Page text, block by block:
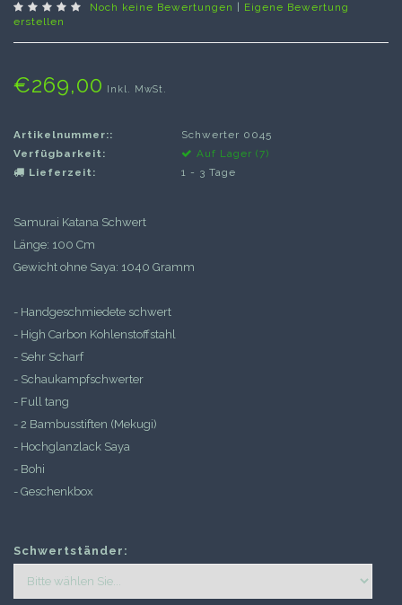
Noch keine Bewertungen
Eigene Bewertung
erstellen
€269,00 Inkl. MwSt.
Artikelnummer::
Schwerter 0045
Verfügbarkeit:
Auf Lager (7)
Lieferzeit:
1 - 3 Tage
Samurai Katana Schwert
Länge: 100 Cm
Gewicht ohne Saya: 1040 Gramm
- Handgeschmiedete schwert
- High Carbon Kohlenstoffstahl
- Sehr Scharf
- Schaukampfschwerter
- Full tang
- 2 Bambusstiften (Mekugi)
- Hochglanzlack Saya
- Bohi
- Geschenkbox
Schwertständer: